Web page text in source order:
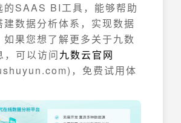
的SAAS BI工具，能够帮助
建数据分析体系，实现数据
如果您想了解更多关于九数
，可以访问九数云官网
，免费试用体